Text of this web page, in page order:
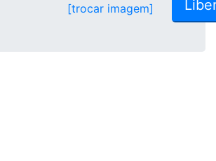
[trocar imagem]